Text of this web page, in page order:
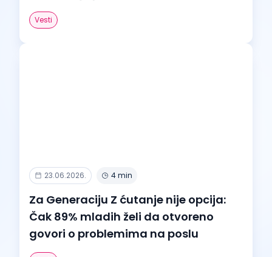
Vesti
23.06.2026. 4 min
Za Generaciju Z ćutanje nije opcija:
Čak 89% mladih želi da otvoreno
govori o problemima na poslu